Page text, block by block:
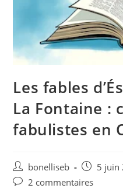
Les fables
La Fontaine :
fabulistes en
bonelliseb 5 juin
2 commentaires